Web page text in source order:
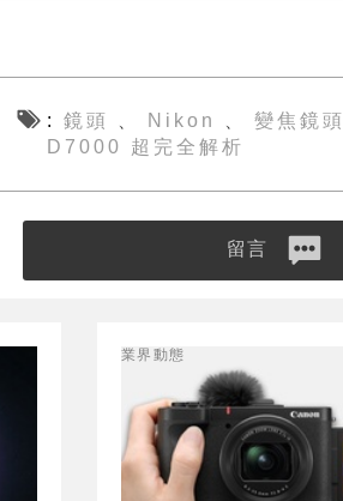
鏡頭 、 Nikon 、 變焦鏡頭
D7000 超完全解析
留言
業界動態